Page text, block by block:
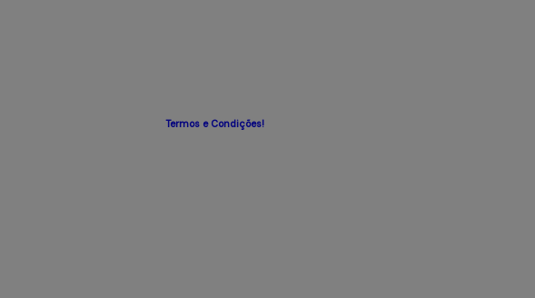
Termos e Condições!